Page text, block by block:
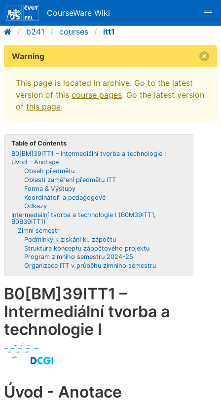
CourseWare Wiki
b241
courses itt1
Warning
This page is located in archive. Go to the latest
version of this course pages. Go the latest version
of this page.
Table of Contents
B0[BM]39ITT1 – Intermediální tvorba a technologie I
Úvod - Anotace
Obsah předmětu
Oblasti zaměření předmětu ITT
Forma & Výstupy
Koordinátoři a pedagogové
Odkazy
Intermediální tvorba a technologie I (B0M39ITT1,
B0B39ITT1)
Zimní semestr
Podmínky k získání kl. zápočtu
Struktura konceptu zápočtového projektu
Program zimního semestru 2024-25
Organizace ITT v průběhu zimního semestru
B0[BM]39ITT1 –
Intermediální tvorba a
technologie I
Úvod - Anotace